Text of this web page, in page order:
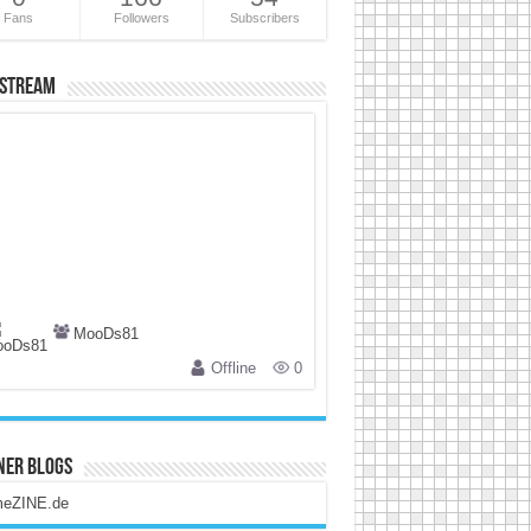
Fans Followers Subscribers
MooDs81
Offline
0
Blogs